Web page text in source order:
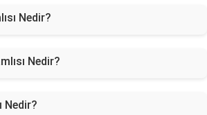
Nedir?
Nedir?
Nedir?